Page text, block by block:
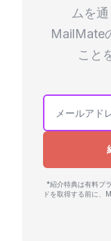
ムを
MailMate
こと
*紹介特典は有料プ
ドを取得する前に、